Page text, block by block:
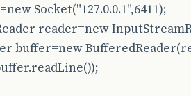
Socket("127.0.0.1",6411);
reader=new
buffer=new